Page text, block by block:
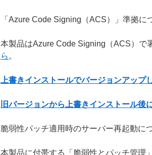
「Azure Code Signing（ACS）」準拠に
本製品はAzure Code Signing（ACS）で
ら 。
上書きインストールでバージョンアッ
旧バージョンから上書きインストール
脆弱性パッチ適用時のサーバー再起動に
本製品に付帯する「脆弱性とパッチ管理